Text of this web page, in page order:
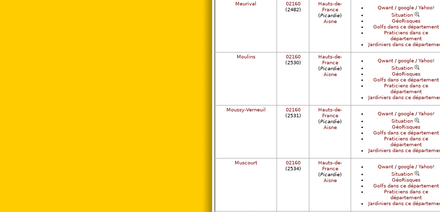
Meurival
02160
(2482)
Hauts-de-
France
(Picardie)
Aisne
Qwant/google/Yahoo!
Situation
GéoRisques
Golfs dans ce département
Praticiens dans ce
département
Jardiniers dans ce
Moulins
02160
(2530)
Hauts-de-
France
(Picardie)
Aisne
Qwant/google/Yahoo!
Situation
GéoRisques
Golfs dans ce département
Praticiens dans ce
département
Jardiniers dans ce
Moussy-Verneuil
02160
(2531)
Hauts-de-
France
(Picardie)
Aisne
Qwant/google/Yahoo!
Situation
GéoRisques
Golfs dans ce département
Praticiens dans ce
département
Jardiniers dans ce
Muscourt
02160
(2534)
Hauts-de-
France
(Picardie)
Aisne
Qwant/google/Yahoo!
Situation
GéoRisques
Golfs dans ce département
Praticiens dans ce
département
Jardiniers dans ce